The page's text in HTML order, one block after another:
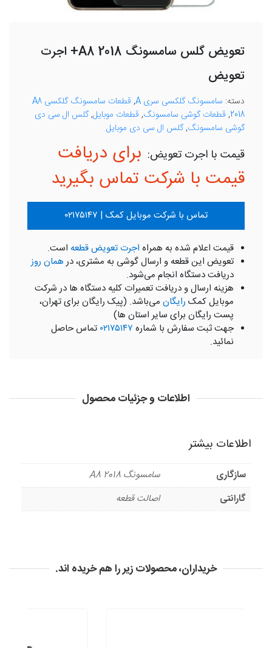
تعویض گلس سامسونگ A8 2018+ اجرت
تعویض
دسته: سامسونگ گلکسی سری A ,
قطعات سامسونگ گلکسی A8
2018
, قطعات گوشی سامسونگ, قطعات موبایل,گلس ال سی دی
گوشی سامسونگ,گلس ال سی دی موبایل
برای دریافت
قیمت با شرکت تماس بگیرید
تماس با شرکت موبایل کمک | ۰۲۱۷۵۱۴۷
قیمت اعلام شده به همراه اجرت تعویض قطعه است.
تعویض این قطعه و ارسال گوشی به مشتری، درهمان روز
دریافت دستگاه انجام می‌شود.
هزینه ارسال و دریافت تعمیرات کلیه دستگاه ها در شرکت
موبایل کمک رایگان می‌باشد. (پیک رایگان برای تهران،
پست رایگان برای سایر استان ها)
جهت ثبت سفارش با شماره ۰۲۱۷۵۱۴۷ تماس حاصل
نمائید.
اطلاعات و جزئیات محصول
اطلاعات بیشتر
سازگاری
سامسونگ A8 2018
گارانتی
اصالت قطعه
خریداران، محصولات زیر را هم خریده اند.